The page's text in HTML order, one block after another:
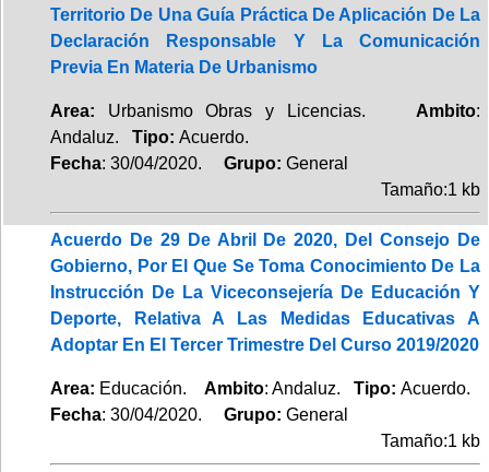
Territorio De Una Guía Práctica De Aplicación De La
Declaración Responsable Y La Comunicación
Previa En Materia De Urbanismo
Area: Urbanismo Obras y Licencias. Ambito:
Andaluz. Tipo: Acuerdo.
Fecha: 30/04/2020. Grupo: General
Tamaño:1 kb
Acuerdo De 29 De Abril De 2020, Del Consejo De
Gobierno, Por El Que Se Toma Conocimiento De La
Instrucción De La Viceconsejería De Educación Y
Deporte, Relativa A Las Medidas Educativas A
Adoptar En El Tercer Trimestre Del Curso 2019/2020
Area: Educación. Ambito: Andaluz. Tipo: Acuerdo.
Fecha: 30/04/2020. Grupo: General
Tamaño:1 kb